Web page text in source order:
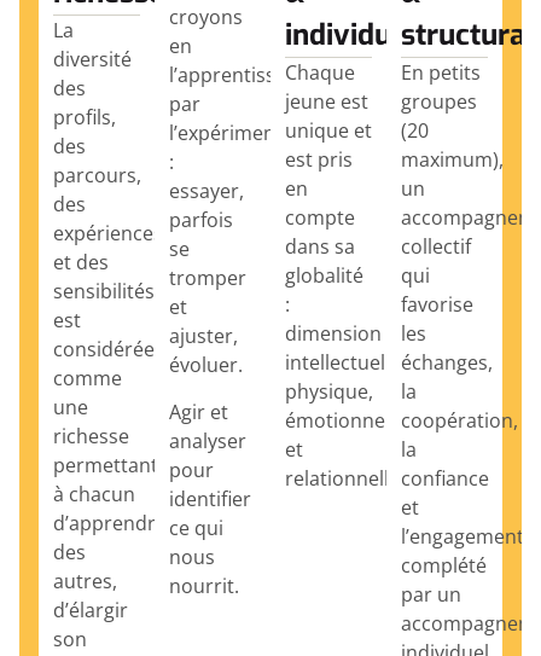
La
diversité
des
profils,
des
parcours,
des
expériences
et des
sensibilités
est
considérée
comme
une
richesse
permettant
à chacun
d’apprendre
des
autres,
d’élargir
son
croyons
en
l’apprentissage
par
l’expérimentation
:
essayer,
parfois
se
tromper
et
ajuster,
évoluer.
Agir et
analyser
pour
identifier
ce qui
nous
nourrit.
individualisée
Chaque
jeune est
unique et
est pris
en
compte
dans sa
globalité
:
dimension
intellectuelle,
physique,
émotionnelle
et
relationnelle.
En petits
groupes
(20
maximum),
un
collectif
qui
favorise
les
échanges,
la
coopération,
la
confiance
et
l’engagement,
complété
par un